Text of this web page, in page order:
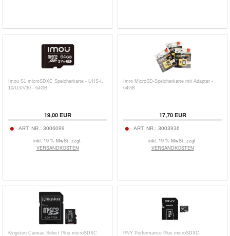
Imou S1 microSDXC Speicherkarte - UHS-I,
10/U3/V30 - 64GB
19,00EUR
ART. NR.: 3006099
inkl. 19 % MwSt. zzgl.
VERSANDKOSTEN
Imro MicroSD-Speicherkarte mit Adapter -
64GB
17,70EUR
ART. NR.: 3003936
inkl. 19 % MwSt. zzgl.
VERSANDKOSTEN
Kingston Canvas Select Plus microSDXC
PNY Performance Plus microSDXC